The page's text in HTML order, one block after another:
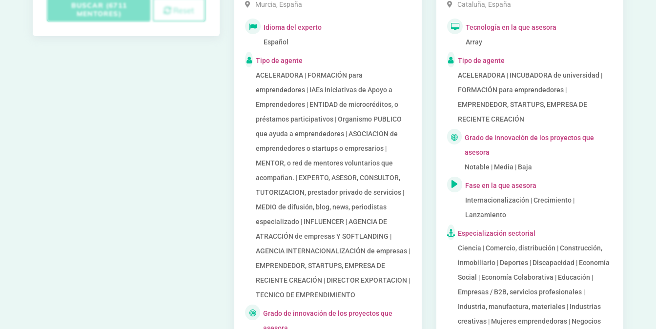
Murcia, España
Idioma del experto
Español
Tipo de agente
ACELERADORA | FORMACIÓN para
emprendedores | IAEs Iniciativas de Apoyo a
Emprendedores | ENTIDAD de microcréditos, o
préstamos participativos | Organismo PUBLICO
que ayuda a emprendedores | ASOCIACION de
emprendedores o startups o empresarios |
MENTOR, o red de mentores voluntarios que
acompañan. | EXPERTO, ASESOR, CONSULTOR,
TUTORIZACION, prestador privado de servicios |
MEDIO de difusión, blog, news, periodistas
especializado | INFLUENCER | AGENCIA DE
ATRACCIÓN de empresas Y SOFTLANDING |
AGENCIA INTERNACIONALIZACIÓN de empresas |
EMPRENDEDOR, STARTUPS, EMPRESA DE
RECIENTE CREACIÓN | DIRECTOR EXPORTACION |
TECNICO DE EMPRENDIMIENTO
Grado de innovación de los proyectos que
Cataluña, España
Tecnología en la que asesora
Array
Tipo de agente
ACELERADORA | INCUBADORA de universidad |
FORMACIÓN para emprendedores |
EMPRENDEDOR, STARTUPS, EMPRESA DE
RECIENTE CREACIÓN
Grado de innovación de los proyectos que
asesora
Notable | Media | Baja
Fase en la que asesora
Internacionalización | Crecimiento |
Lanzamiento
Especialización sectorial
Ciencia | Comercio, distribución | Construcción,
inmobiliario | Deportes | Discapacidad | Economía
Social | Economía Colaborativa | Educación |
Empresas / B2B, servicios profesionales |
Industria, manufactura, materiales | Industrias
creativas | Mujeres emprendedoras | Negocios
BUSCAR (6711
MENTORES)
Reset